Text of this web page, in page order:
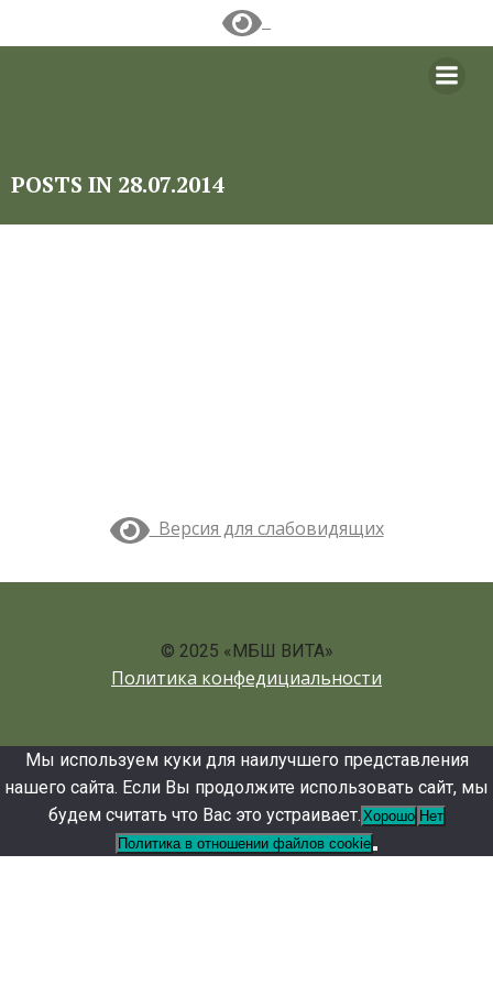
POSTS IN 28.07.2014
Версия для слабовидящих
© 2025 «МБШ ВИТА»
Политика конфедициальности
Мы используем куки для наилучшего представления
нашего сайта. Если Вы продолжите использовать сайт, мы
будем считать что Вас это устраивает. Хорошо Нет
Политика в отношении файлов cookie